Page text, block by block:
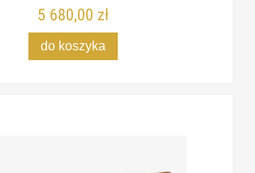
5 680,00 zł
do koszyka